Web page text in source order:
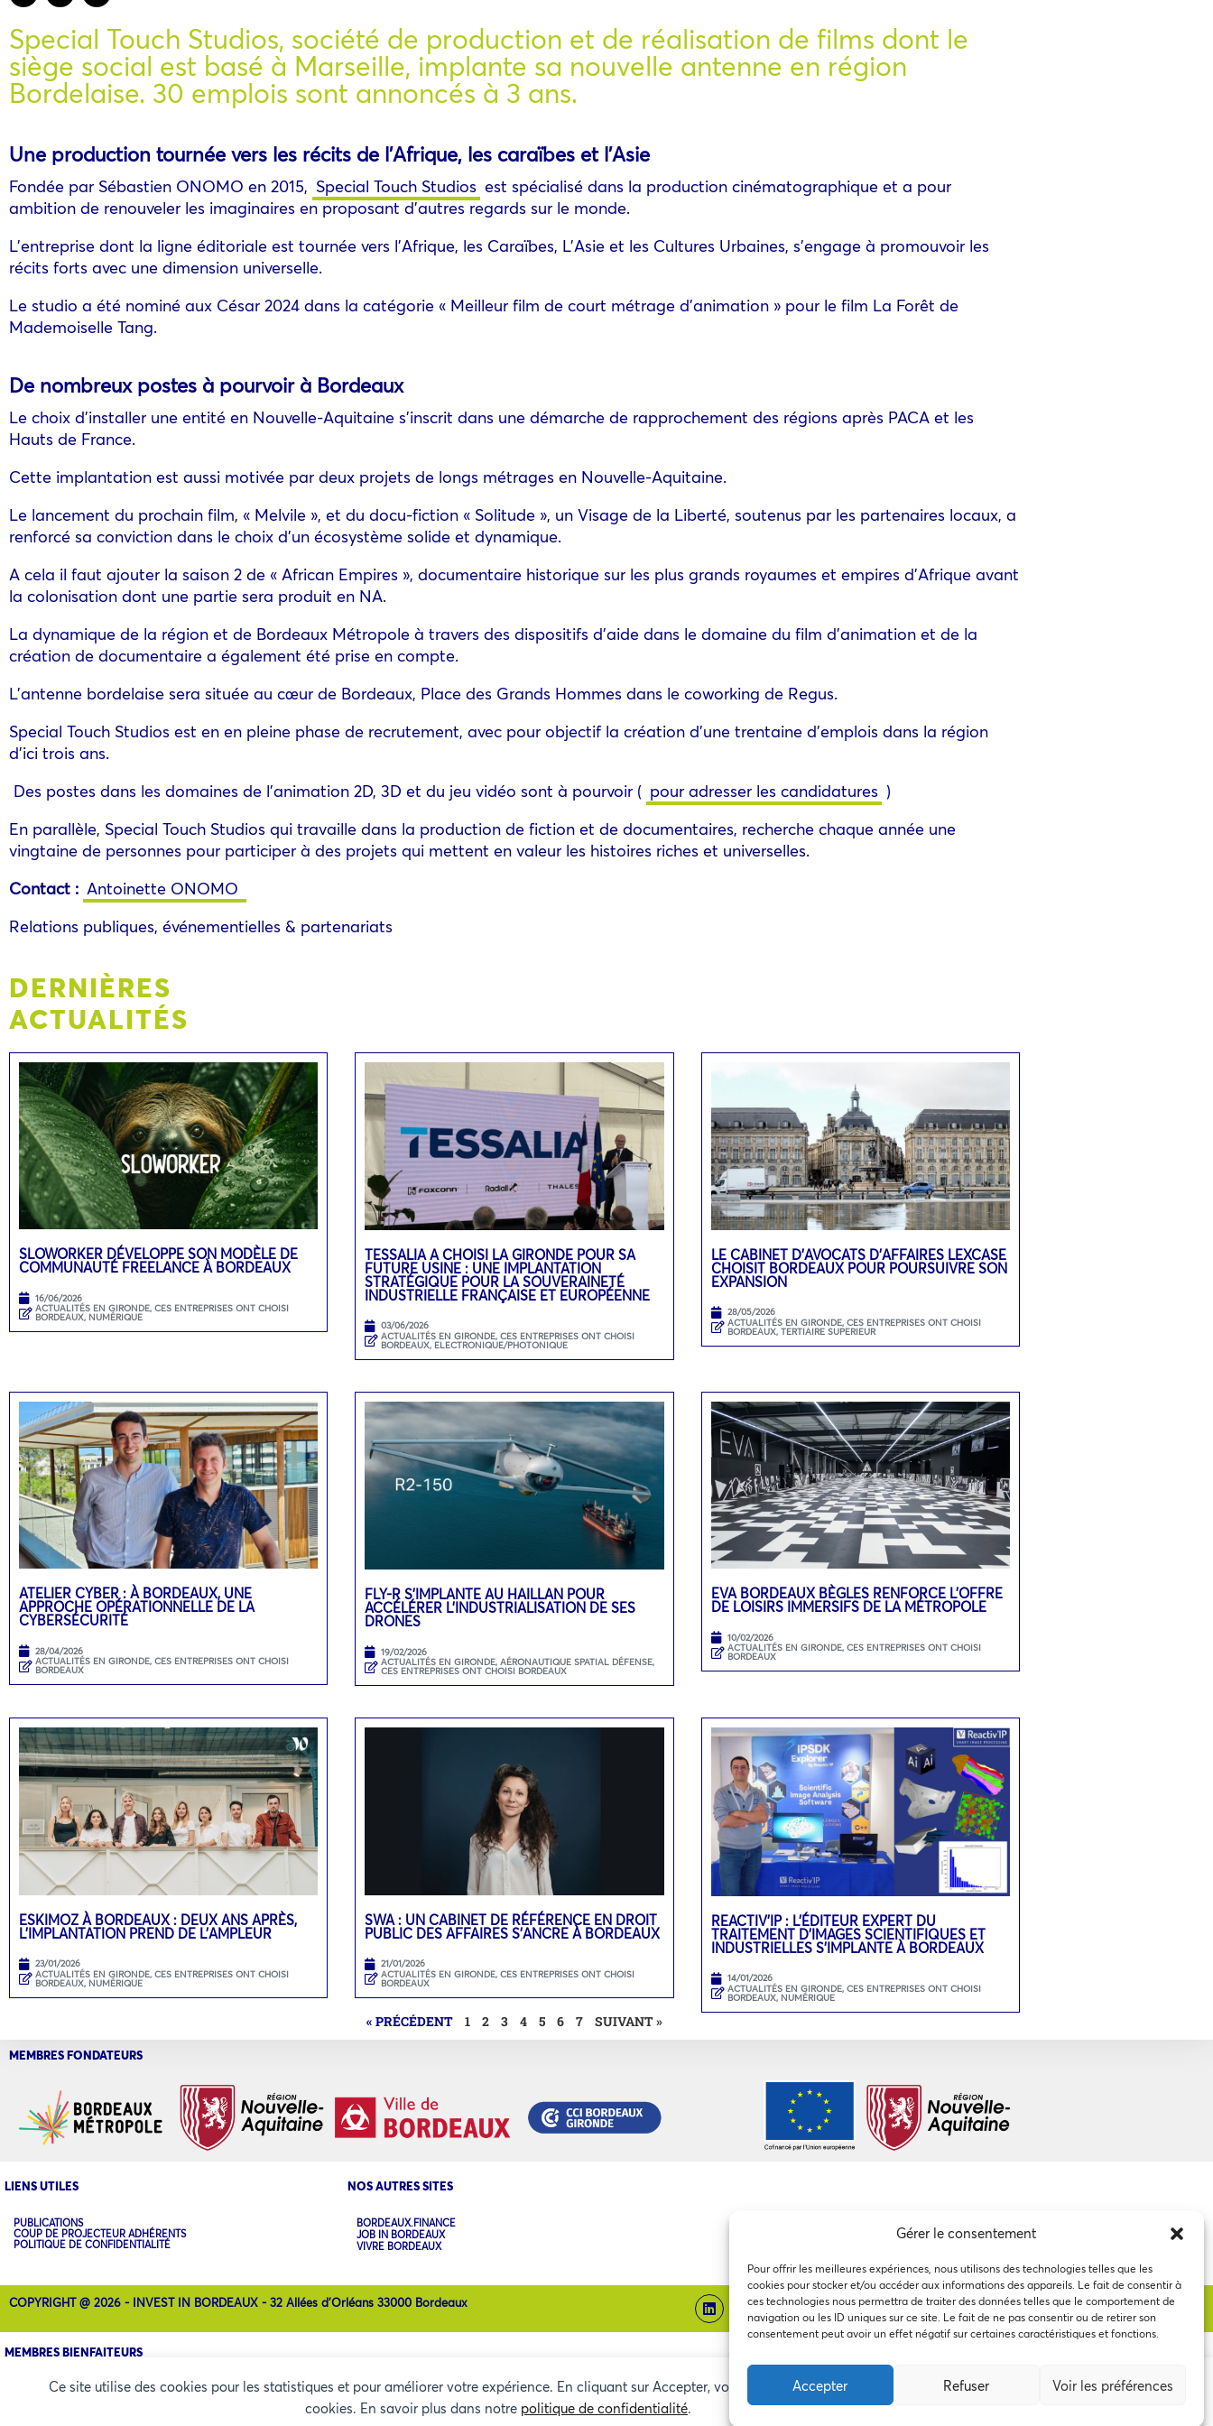
Gérer le consentement
Pour offrir les meilleures expériences, nous utilisons des technologies telles que les
cookies pour stocker et/ou accéder aux informations des appareils. Le fait de consentir à
ces technologies nous permettra de traiter des données telles que le comportement de
navigation ou les ID uniques sur ce site. Le fait de ne pas consentir ou de retirer son
consentement peut avoir un effet négatif sur certaines caractéristiques et fonctions.
Accepter Refuser Voir les préférences
Ce site utilise des cookies pour les statistiques et pour améliorer votre expérience. En cliquant sur Accepter, vous consentez à notre utilisation des
cookies. En savoir plus dans notre politique de confidentialité.
Préférences des cookies
Special Touch Studios, société de production et de réalisation de films dont le
siège social est basé à Marseille, implante sa nouvelle antenne en région
Bordelaise. 30 emplois sont annoncés à 3 ans.
Une production tournée vers les récits de l’Afrique, les caraïbes et l’Asie
Fondée par Sébastien ONOMO en 2015, Special Touch Studios est spécialisé dans la production cinématographique et a pour
ambition de renouveler les imaginaires en proposant d’autres regards sur le monde.
L’entreprise dont la ligne éditoriale est tournée vers l’Afrique, les Caraïbes, L’Asie et les Cultures Urbaines, s’engage à promouvoir les
récits forts avec une dimension universelle.
Le studio a été nominé aux César 2024 dans la catégorie « Meilleur film de court métrage d’animation » pour le film La Forêt de
Mademoiselle Tang.
De nombreux postes à pourvoir à Bordeaux
Le choix d’installer une entité en Nouvelle-Aquitaine s’inscrit dans une démarche de rapprochement des régions après PACA et les
Hauts de France.
Cette implantation est aussi motivée par deux projets de longs métrages en Nouvelle-Aquitaine.
Le lancement du prochain film, « Melvile », et du docu-fiction « Solitude », un Visage de la Liberté, soutenus par les partenaires locaux, a
renforcé sa conviction dans le choix d’un écosystème solide et dynamique.
A cela il faut ajouter la saison 2 de « African Empires », documentaire historique sur les plus grands royaumes et empires d’Afrique avant
la colonisation dont une partie sera produit en NA.
La dynamique de la région et de Bordeaux Métropole à travers des dispositifs d’aide dans le domaine du film d’animation et de la
création de documentaire a également été prise en compte.
L’antenne bordelaise sera située au cœur de Bordeaux, Place des Grands Hommes dans le coworking de Regus.
Special Touch Studios est en en pleine phase de recrutement, avec pour objectif la création d’une trentaine d’emplois dans la région
d’ici trois ans.
Des postes dans les domaines de l’animation 2D, 3D et du jeu vidéo sont à pourvoir ( pour adresser les candidatures )
En parallèle, Special Touch Studios qui travaille dans la production de fiction et de documentaires, recherche chaque année une
vingtaine de personnes pour participer à des projets qui mettent en valeur les histoires riches et universelles.
Contact : Antoinette ONOMO
Relations publiques, événementielles & partenariats
DERNIÈRES
ACTUALITÉS
SLOWORKER DÉVELOPPE SON MODÈLE DE
COMMUNAUTÉ FREELANCE À BORDEAUX
16/06/2026
ACTUALITÉS EN GIRONDE, CES ENTREPRISES ONT CHOISI
BORDEAUX, NUMÉRIQUE
TESSALIA A CHOISI LA GIRONDE POUR SA
FUTURE USINE : UNE IMPLANTATION
STRATÉGIQUE POUR LA SOUVERAINETÉ
INDUSTRIELLE FRANÇAISE ET EUROPÉENNE
03/06/2026
ACTUALITÉS EN GIRONDE,CES ENTREPRISES ONT CHOISI
BORDEAUX, ELECTRONIQUE/PHOTONIQUE
LE CABINET D’AVOCATS D’AFFAIRES LEXCASE
CHOISIT BORDEAUX POUR POURSUIVRE SON
EXPANSION
28/05/2026
ACTUALITÉS EN GIRONDE, CES ENTREPRISES ONT CHOISI
BORDEAUX, TERTIAIRE SUPERIEUR
ATELIER CYBER : À BORDEAUX, UNE
APPROCHE OPÉRATIONNELLE DE LA
CYBERSÉCURITÉ
28/04/2026
ACTUALITÉS EN GIRONDE, CES ENTREPRISES ONT CHOISI
BORDEAUX
FLY-R S’IMPLANTE AU HAILLAN POUR
ACCÉLÉRER L’INDUSTRIALISATION DE SES
DRONES
19/02/2026
ACTUALITÉS EN GIRONDE,AÉRONAUTIQUE SPATIAL DÉFENSE,
CES ENTREPRISES ONT CHOISI BORDEAUX
EVA BORDEAUX BÈGLES RENFORCE L’OFFRE
DE LOISIRS IMMERSIFS DE LA MÉTROPOLE
10/02/2026
ACTUALITÉS EN GIRONDE, CES ENTREPRISES ONT CHOISI
BORDEAUX
ESKIMOZ À BORDEAUX : DEUX ANS APRÈS,
L’IMPLANTATION PREND DE L’AMPLEUR
23/01/2026
ACTUALITÉS EN GIRONDE, CES ENTREPRISES ONT CHOISI
BORDEAUX, NUMÉRIQUE
SWA : UN CABINET DE RÉFÉRENCE EN DROIT
PUBLIC DES AFFAIRES S’ANCRE À BORDEAUX
21/01/2026
ACTUALITÉS EN GIRONDE,CES ENTREPRISES ONT CHOISI
BORDEAUX
REACTIV’IP : L’ÉDITEUR EXPERT DU
TRAITEMENT D’IMAGES SCIENTIFIQUES ET
INDUSTRIELLES S’IMPLANTE À BORDEAUX
14/01/2026
ACTUALITÉS EN GIRONDE, CES ENTREPRISES ONT CHOISI
BORDEAUX, NUMÉRIQUE
« PRÉCÉDENT 1 2 3 4 5 6 7 SUIVANT »
MEMBRES FONDATEURS
LIENS UTILES
PUBLICATIONS
COUP DE PROJECTEUR ADHÉRENTS
POLITIQUE DE CONFIDENTIALITÉ
NOS AUTRES SITES
BORDEAUX.FINANCE
JOB IN BORDEAUX
VIVRE BORDEAUX
COPYRIGHT @ 2026 - INVEST IN BORDEAUX - 32 Allées d'Orléans 33000 Bordeaux
MEMBRES BIENFAITEURS